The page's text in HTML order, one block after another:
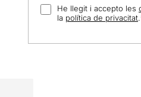
He llegit i accepto les
la política de privacitat.